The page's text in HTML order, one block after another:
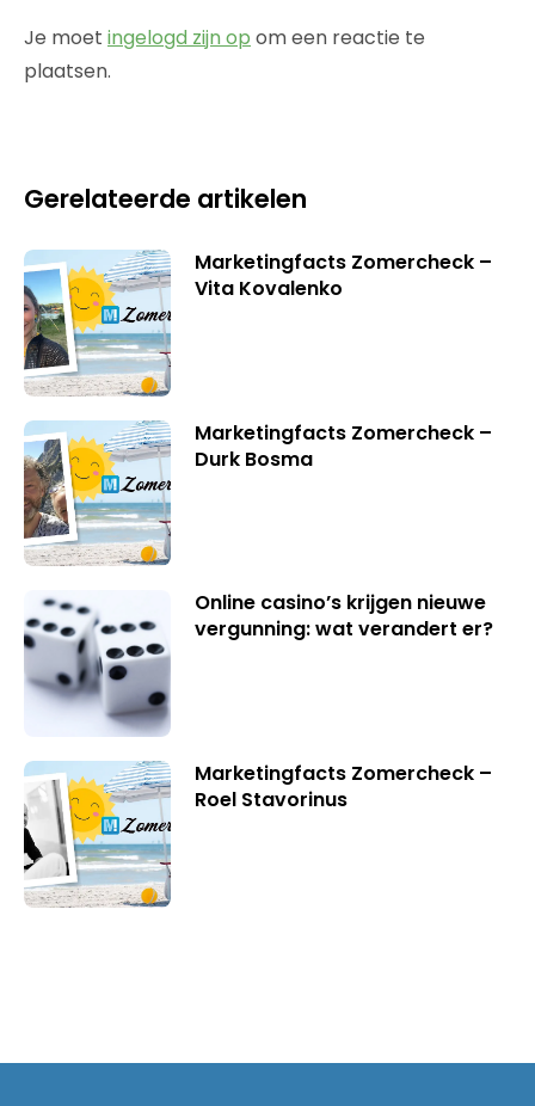
Je moet ingelogd zijn op om een reactie te
plaatsen.
Gerelateerde artikelen
Marketingfacts Zomercheck –
Vita Kovalenko
Marketingfacts Zomercheck –
Durk Bosma
Online casino’s krijgen nieuwe
vergunning: wat verandert er?
Marketingfacts Zomercheck –
Roel Stavorinus